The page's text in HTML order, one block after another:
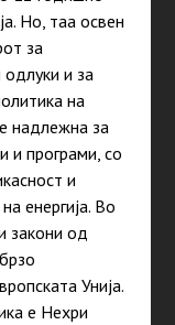
Но, таа освен
за
одлуки и за
на
надлежна за
и програми, со
и
енергија. Во
закони од
Унија.
е Нехри